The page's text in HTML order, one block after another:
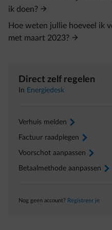
ik doen?
Hoe weten jullie hoeveel ik
met maart 2023?
Direct zelf regelen
In Energiedesk
Verhuis melden arrow-right
Factuur raadplegen arrow-right
Voorschot aanpassen arrow-right
Betaalmethode aanpassen arrow-right
Nog geen account? Registreer je